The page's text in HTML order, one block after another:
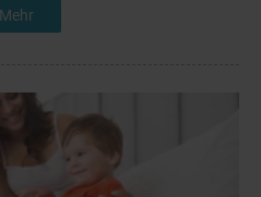
Mehr